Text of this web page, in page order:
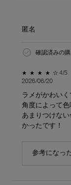
匿名
確認済みの購
5星中4。 4/5
2026/06/20
ラメがかわいく
角度によって
あまりつけな
かったです！
参考になっ